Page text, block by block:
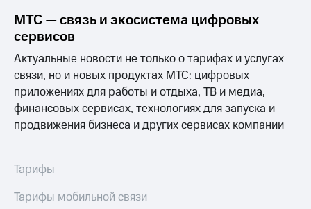
МТС — связь и экосистема цифровых
сервисов
Актуальные новости не только о тарифах и услугах
связи, но и новых продуктах МТС: цифровых
приложениях для работы и отдыха, ТВ и медиа,
финансовых сервисах, технологиях для запуска и
продвижения бизнеса и других сервисах компании
Тарифы
Тарифы мобильной связи